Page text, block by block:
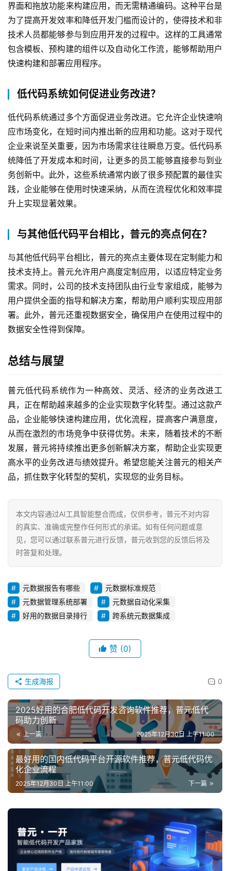
界面和拖放功能来构建应用，而无需精通编码。这种平台是
为了提高开发效率和降低开发门槛而设计的，使得技术和非
技术人员都能够参与到应用开发的过程中。这样的工具通常
包含模板、预构建的组件以及自动化工作流，能够帮助用户
快速构建和部署应用程序。
低代码系统如何促进业务改进？
低代码系统通过多个方面促进业务改进。它允许企业快速响
应市场变化，在短时间内推出新的应用和功能。这对于现代
企业来说至关重要，因为市场需求往往瞬息万变。低代码系
统降低了开发成本和时间，让更多的员工能够直接参与到业
务创新中。此外，这些系统通常内嵌了很多预配置的最佳实
践，企业能够在使用时快速采纳，从而在流程优化和效率提
升上实现显著效果。
与其他低代码平台相比，普元的亮点何在？
与其他低代码平台相比，普元的亮点主要体现在定制能力和
技术支持上。普元允许用户高度定制应用，以适应特定业务
需求。同时，公司的技术支持团队由行业专家组成，能够为
用户提供全面的指导和解决方案，帮助用户顺利实现应用部
署。此外，普元还重视数据安全，确保用户在使用过程中的
数据安全性得到保障。
总结与展望
普元低代码系统作为一种高效、灵活、经济的业务改进工
具，正在帮助越来越多的企业实现数字化转型。通过这款产
品，企业能够快速构建应用，优化流程，提高客户满意度，
从而在激烈的市场竞争中获得优势。未来，随着技术的不断
发展，普元将持续推出更多创新解决方案，帮助企业实现更
高水平的业务改进与绩效提升。希望您能关注普元的相关产
品，抓住数字化转型的契机，实现您的业务目标。
本文内容通过AI工具智能整合而成，仅供参考，普元不对内容
的真实、准确或完整作任何形式的承诺。如有任何问题或意
见，您可以通过联系普元进行反馈，普元收到您的反馈后将及
时答复和处理。
元数据报告有哪些
元数据标准规范
元数据管理系统部署
元数据自动化采集
好用的数据目录排行
跨系统元数据集成
赞 (0)
0
生成海报
2025好用的合肥低代码开发咨询软件推荐，普元低代
码助力创新
上一篇 2025年12月30日 上午11:00
最好用的国内低代码平台开源软件推荐，普元低代码优
化企业流程
下一篇
2025年12月30日 上午11:00